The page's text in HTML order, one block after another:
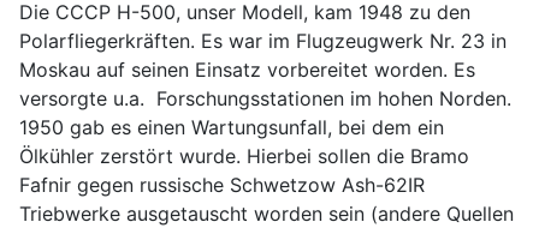
Die CCCP H-500, unser Modell, kam 1948 zu den
Polarfliegerkräften. Es war im Flugzeugwerk Nr. 23 in
Moskau auf seinen Einsatz vorbereitet worden. Es
versorgte u.a. Forschungsstationen im hohen Norden.
1950 gab es einen Wartungsunfall, bei dem ein
Ölkühler zerstört wurde. Hierbei sollen die Bramo
Fafnir gegen russische Schwetzow Ash-62IR
Triebwerke ausgetauscht worden sein (andere Quellen